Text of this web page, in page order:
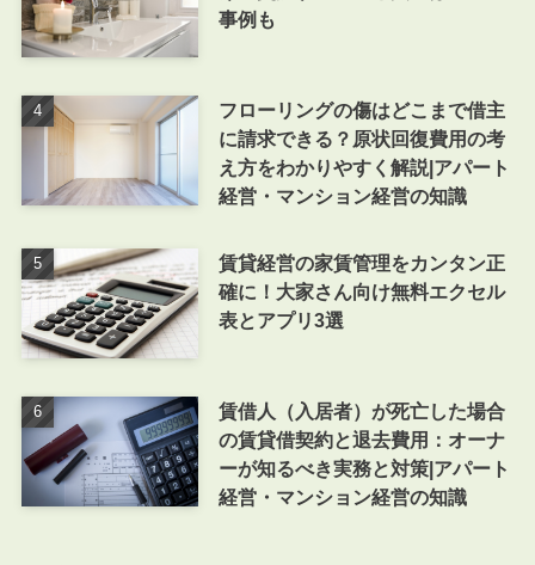
事例も
フローリングの傷はどこまで借主
に請求できる？原状回復費用の考
え方をわかりやすく解説|アパート
経営・マンション経営の知識
賃貸経営の家賃管理をカンタン正
確に！大家さん向け無料エクセル
表とアプリ3選
賃借人（入居者）が死亡した場合
の賃貸借契約と退去費用：オーナ
ーが知るべき実務と対策|アパート
経営・マンション経営の知識